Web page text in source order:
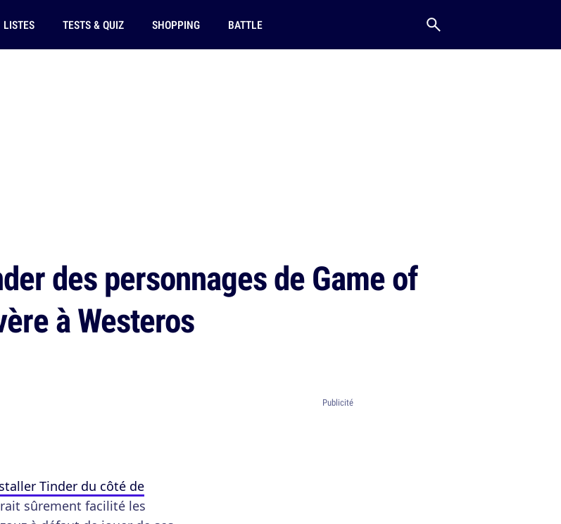
LISTES TESTS & QUIZ SHOPPING BATTLE
des personnages de Game of
à Westeros
Tinder du côté de
sûrement facilité les